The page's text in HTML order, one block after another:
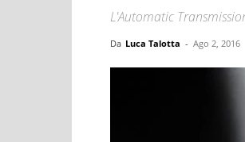
L'Automatic
Da Luca Talotta - Ago 2, 2016